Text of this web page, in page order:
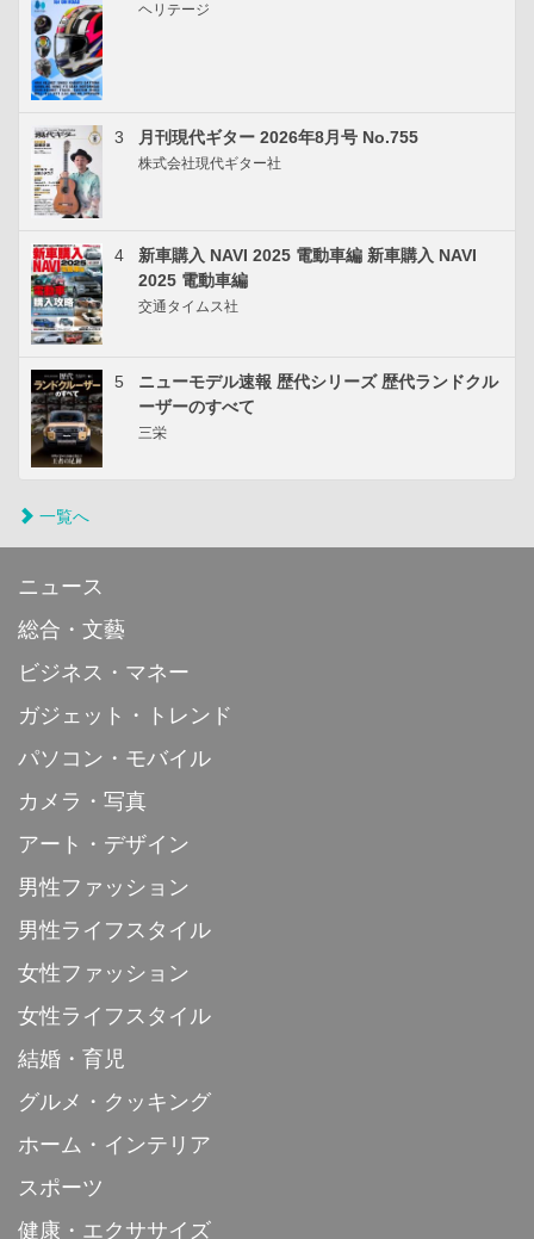
ヘリテージ
3 月刊現代ギター 2026年8月号 No.755
株式会社現代ギター社
4
新車購入 NAVI 2025 電動車編 新車購入 NAVI
2025 電動車編
交通タイムス社
5
ニューモデル速報 歴代シリーズ 歴代ランドクル
ーザーのすべて
三栄
一覧へ
ニュース
総合・文藝
ビジネス・マネー
ガジェット・トレンド
パソコン・モバイル
カメラ・写真
アート・デザイン
男性ファッション
男性ライフスタイル
女性ファッション
女性ライフスタイル
結婚・育児
グルメ・クッキング
ホーム・インテリア
スポーツ
健康・エクササイズ